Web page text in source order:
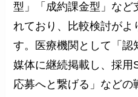
型」「成約課金型」な
れており、比較検討がよ
す。医療機関として「認
媒体に継続掲載し、採
応募へと繋げる」などの